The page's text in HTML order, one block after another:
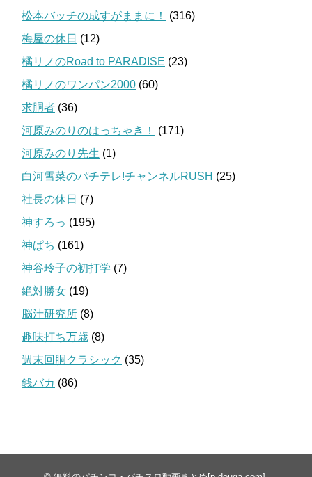
松本バッチの成すがままに！
(316)
梅屋の休日 (12)
橘リノのRoad to PARADISE (23)
橘リノのワンパン2000 (60)
求胴者 (36)
河原みのりのはっちゃき！
(171)
河原みのり先生 (1)
白河雪菜のパチテレ!チャンネルRUSH (25)
社長の休日 (7)
神すろっ (195)
神ぱち (161)
神谷玲子の初打学 (7)
絶対勝女 (19)
脳汁研究所 (8)
趣味打ち万歳 (8)
週末回胴クラシック (35)
銭バカ (86)